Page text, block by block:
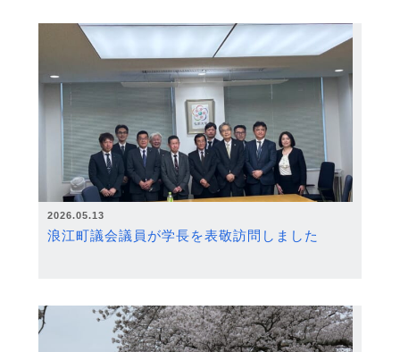
2026.05.13
浪江町議会議員が学長を表敬訪問しました